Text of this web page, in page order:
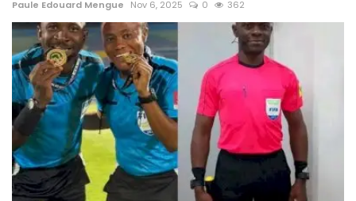
Paule Edouard Mengue Nov 6, 2025 0 362